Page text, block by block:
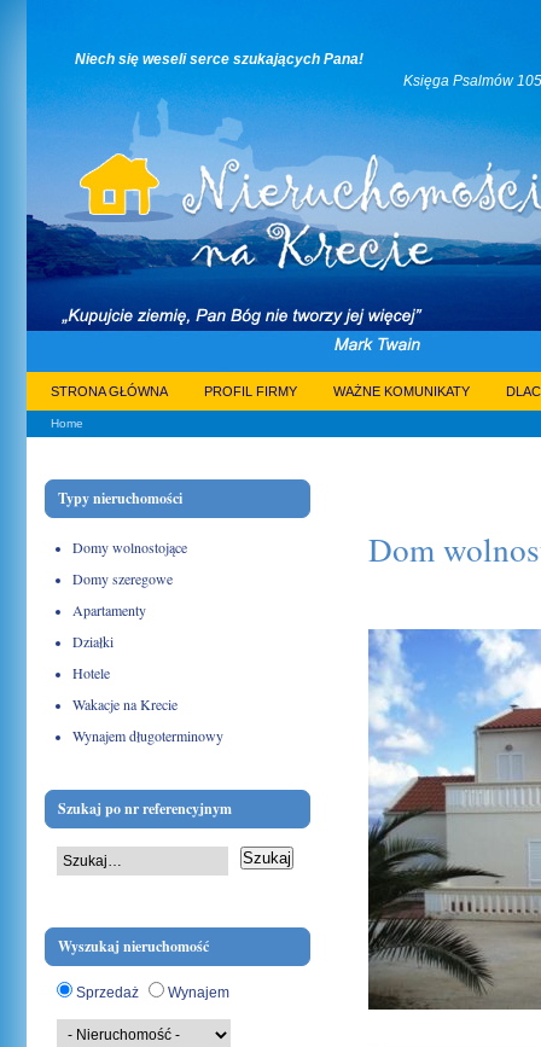
Niech się weseli serce szukających Pana!
Księga Psalmów
STRONA GŁÓWNA PROFIL FIRMY WAŻNE KOMUNIKATY
Home
Typy nieruchomości
Domy wolnostojące
Domy szeregowe
Apartamenty
Działki
Hotele
Wakacje na Krecie
Wynajem długoterminowy
Szukaj po nr referencyjnym
Wyszukaj nieruchomość
Sprzedaż Wynajem
Dom